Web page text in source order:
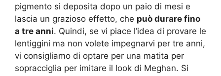
pigmento si deposita dopo un paio di mesi e
lascia un grazioso effetto, che può durare fino
a tre anni. Quindi, se vi piace l’idea di provare le
lentiggini ma non volete impegnarvi per tre anni,
vi consigliamo di optare per una matita per
sopracciglia per imitare il look di Meghan. Si